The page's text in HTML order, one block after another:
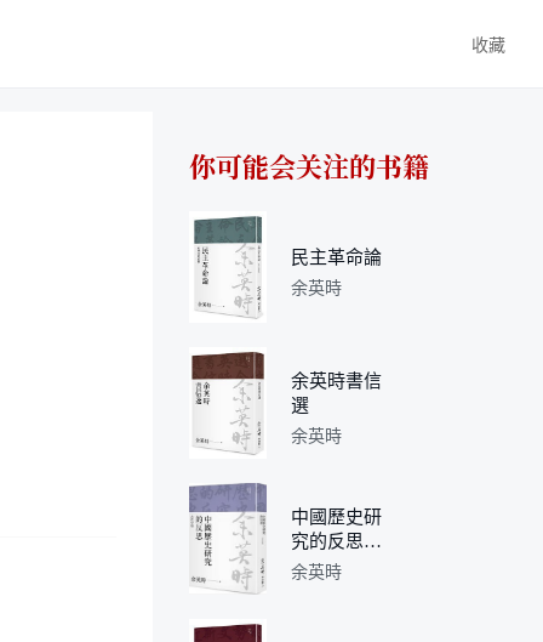
收藏
你可能会关注的书籍
民主革命論
余英時
余英時書信
選
余英時
中國歷史研
究的反思：
古代史篇
余英時